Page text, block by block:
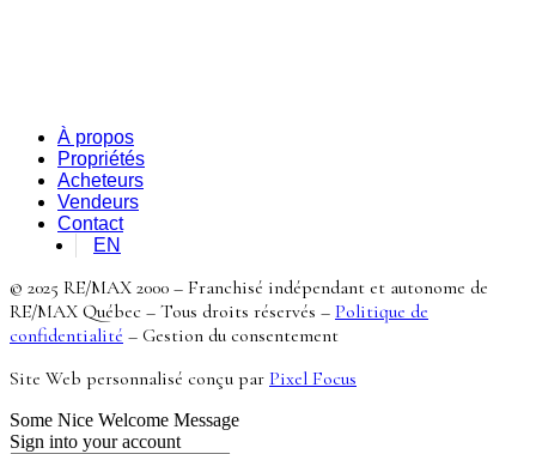
À propos
Propriétés
Acheteurs
Vendeurs
Contact
EN
© 2025 RE/MAX 2000 – Franchisé indépendant et autonome de
RE/MAX Québec – Tous droits réservés – Politique de
confidentialité – Gestion du consentement
Site Web personnalisé conçu par Pixel Focus
Some Nice Welcome Message
Sign into your account